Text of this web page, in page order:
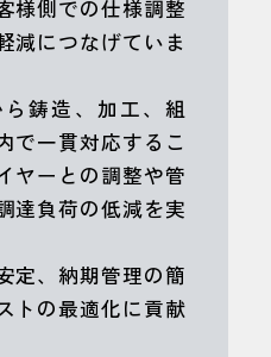
様側での仕様調整
減につなげていま
鋳造、加工、組
で一貫対応するこ
ヤーとの調整や管
達負荷の低減を実
定、納期管理の簡
トの最適化に貢献